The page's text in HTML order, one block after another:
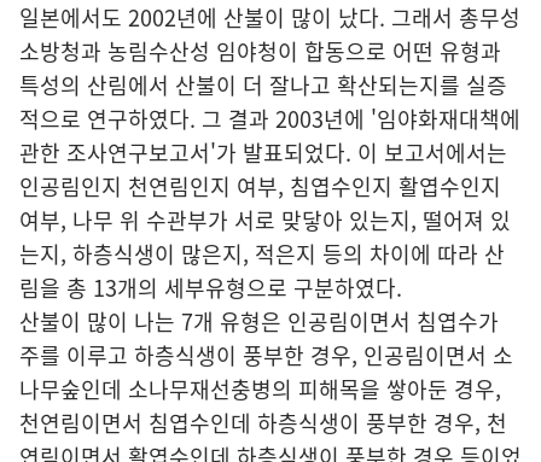
일본에서도 2002년에 산불이 많이 났다. 그래서 총무성
소방청과 농림수산성 임야청이 합동으로 어떤 유형과
특성의 산림에서 산불이 더 잘나고 확산되는지를 실증
적으로 연구하였다. 그 결과 2003년에 '임야화재대책에
관한 조사연구보고서'가 발표되었다. 이 보고서에서는
인공림인지 천연림인지 여부, 침엽수인지 활엽수인지
여부, 나무 위 수관부가 서로 맞닿아 있는지, 떨어져 있
는지, 하층식생이 많은지, 적은지 등의 차이에 따라 산
림을 총 13개의 세부유형으로 구분하였다.
산불이 많이 나는 7개 유형은 인공림이면서 침엽수가
주를 이루고 하층식생이 풍부한 경우, 인공림이면서 소
나무숲인데 소나무재선충병의 피해목을 쌓아둔 경우,
천연림이면서 침엽수인데 하층식생이 풍부한 경우, 천